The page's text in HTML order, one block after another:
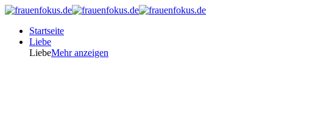
Startseite
Liebe
LiebeMehr anzeigen